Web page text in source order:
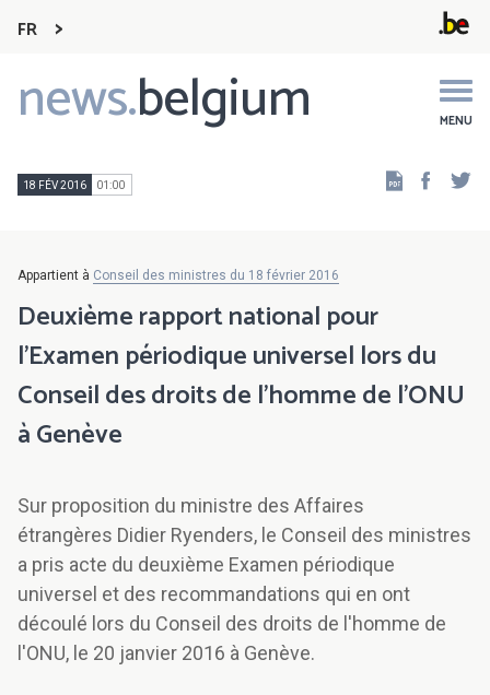
FR
news.belgium MENU
Main
navigation
18 FÉV 2016 01:00
Appartient à Conseil des ministres du 18 février 2016
Deuxième rapport national pour
l’Examen périodique universel lors du
Conseil des droits de l'homme de l'ONU
à Genève
Sur proposition du ministre des Affaires
étrangères Didier Ryenders, le Conseil des ministres
a pris acte du deuxième Examen périodique
universel et des recommandations qui en ont
découlé lors du Conseil des droits de l'homme de
l'ONU, le 20 janvier 2016 à Genève.